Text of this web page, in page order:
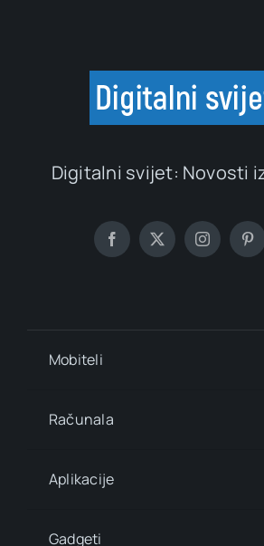
Digitalni svijet: Novosti
Mobiteli
Računala
Aplikacije
Gadgeti